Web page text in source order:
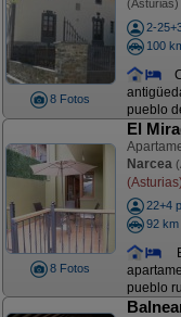
8 Fotos
(Asturias)
2-
100
pueblo
8 Fotos
El
Narcea
(Asturias)
22+4
92 km
pueblo